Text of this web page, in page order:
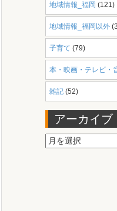
地域情報_福岡 (121)
地域情報_福岡以外
子育て (79)
本・映画・テレビ・
雑記(52)
アーカイブ
ア
ー